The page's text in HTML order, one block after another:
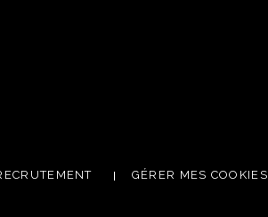
GÉRER MES COOKIES